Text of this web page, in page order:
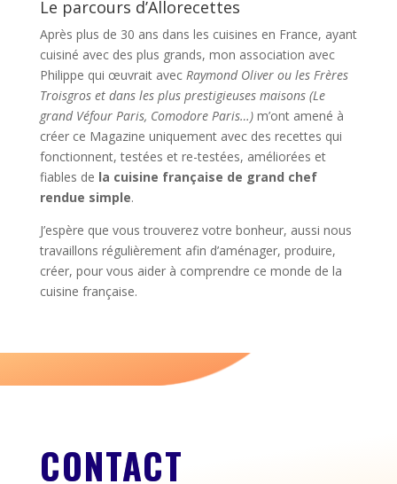
Le parcours d’Allorecettes
Après plus de 30 ans dans les cuisines en France, ayant
cuisiné avec des plus grands, mon association avec
Philippe qui œuvrait avec Raymond Oliver ou les Frères
Troisgros et dans les plus prestigieuses maisons (Le
grand Véfour Paris, Comodore Paris…)m’ont amené à
créer ce Magazine uniquement avec des recettes qui
fonctionnent, testées et re-testées, améliorées et
fiables de la cuisine française de grand chef
rendue simple.
J’espère que vous trouverez votre bonheur, aussi nous
travaillons régulièrement afin d’aménager, produire,
créer, pour vous aider à comprendre ce monde de la
cuisine française.
CONTACT